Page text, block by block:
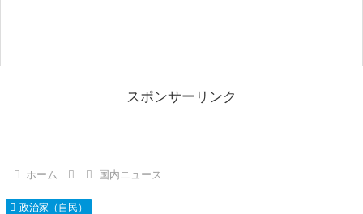
スポンサーリンク
ホーム 国内ニュース
政治家（自民）